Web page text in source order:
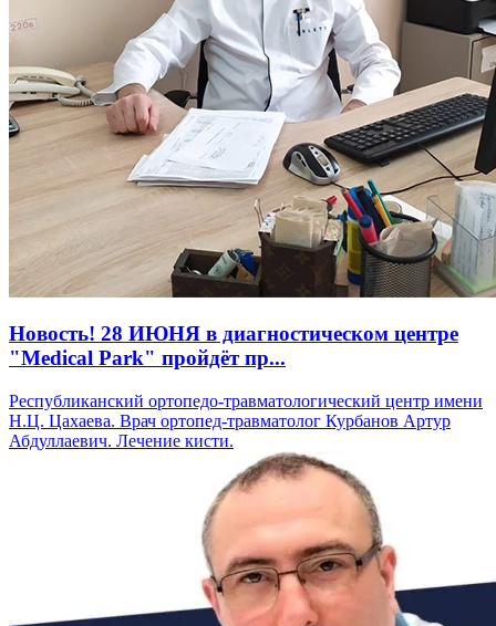
Новость! 28 ИЮНЯ в диагностическом центре
"Medical Park" пройдёт пр...
Республиканский ортопедо-травматологический центр имени
Н.Ц. Цахаева. Врач ортопед-травматолог Курбанов Артур
Абдуллаевич. Лечение кисти.